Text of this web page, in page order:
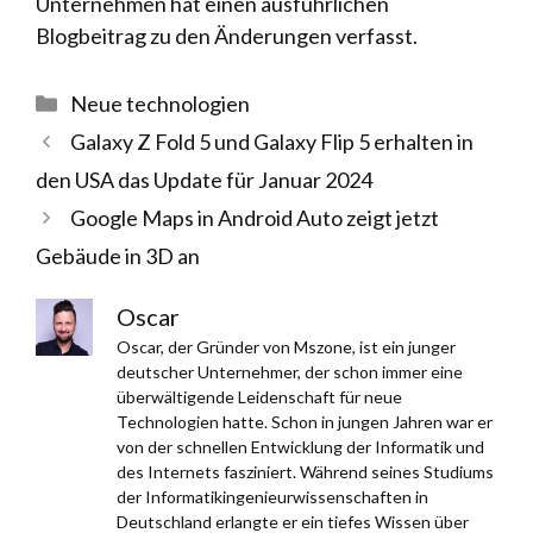
Blogbeitrag zu den Änderungen verfasst.
Kategorien
Neue technologien
Galaxy Z Fold 5 und Galaxy Flip 5 erhalten in
den USA das Update für Januar 2024
Google Maps in Android Auto zeigt jetzt
Gebäude in 3D an
Oscar
Oscar, der Gründer von Mszone, ist ein junger
deutscher Unternehmer, der schon immer eine
überwältigende Leidenschaft für neue
Technologien hatte. Schon in jungen Jahren war er
von der schnellen Entwicklung der Informatik und
des Internets fasziniert. Während seines Studiums
der Informatikingenieurwissenschaften in
Deutschland erlangte er ein tiefes Wissen über